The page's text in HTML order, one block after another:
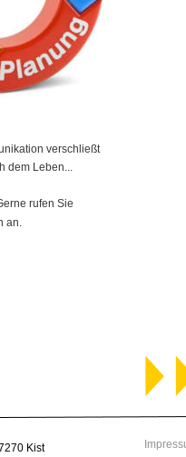
Kist
verschließt
dem Leben...
rufen Sie
an.